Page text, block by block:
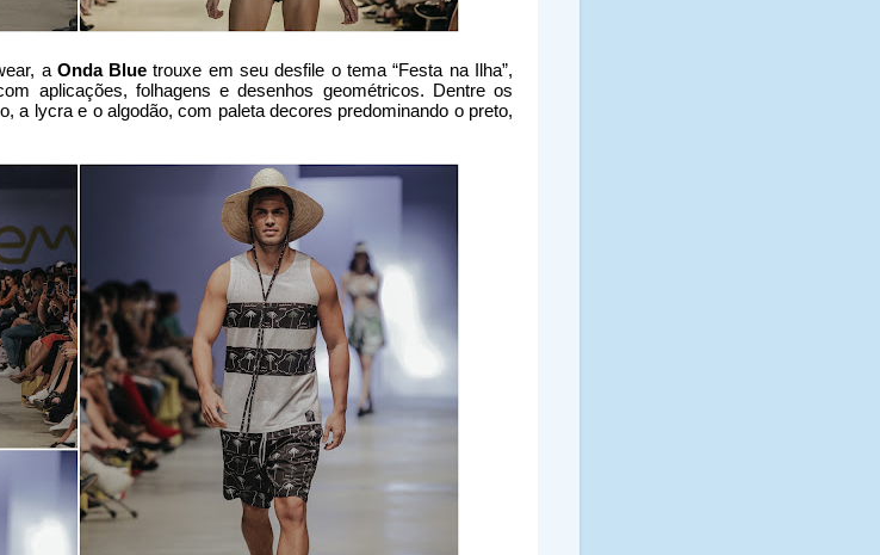
a Onda Blue trouxe em seu desfile o tema “Festa na Ilha”,
aplicações, folhagens e desenhos geométricos. Dentre os
a lycra e o algodão, com paleta decores predominando o preto,